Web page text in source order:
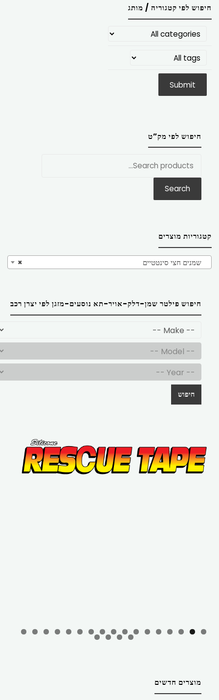
חיפוש לפי קטגוריה / מותג
חיפוש לפי מק”ט
Search
קטגוריות מוצרים
× שמנים חצי סינטטיים
חיפוש פילטר שמן-דלק-אויר-תא נוסעים-מזגן לפי יצרן רכב
חיפוש
מוצרים חדשים